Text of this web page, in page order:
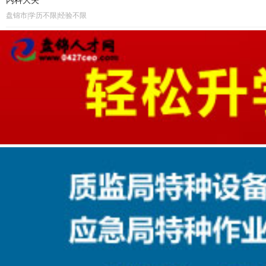
盘锦市|学历不限|经验不限